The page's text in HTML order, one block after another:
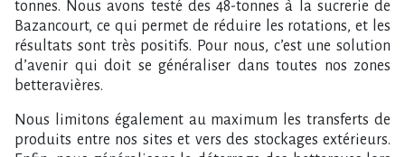
tonnes. Nous avons testé des 48-tonnes à la sucrerie de
Bazancourt, ce qui permet de réduire les rotations, et les
résultats sont très positifs. Pour nous, c’est une solution
d’avenir qui doit se généraliser dans toutes nos zones
betteravières.
Nous limitons également au maximum les transferts de
produits entre nos sites et vers des stockages extérieurs.